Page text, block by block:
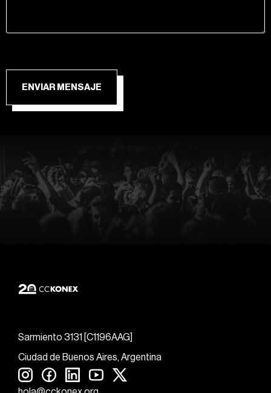
ENVIAR MENSAJE
Sarmiento 3131 [C1196AAG]
Ciudad de Buenos Aires, Argentina